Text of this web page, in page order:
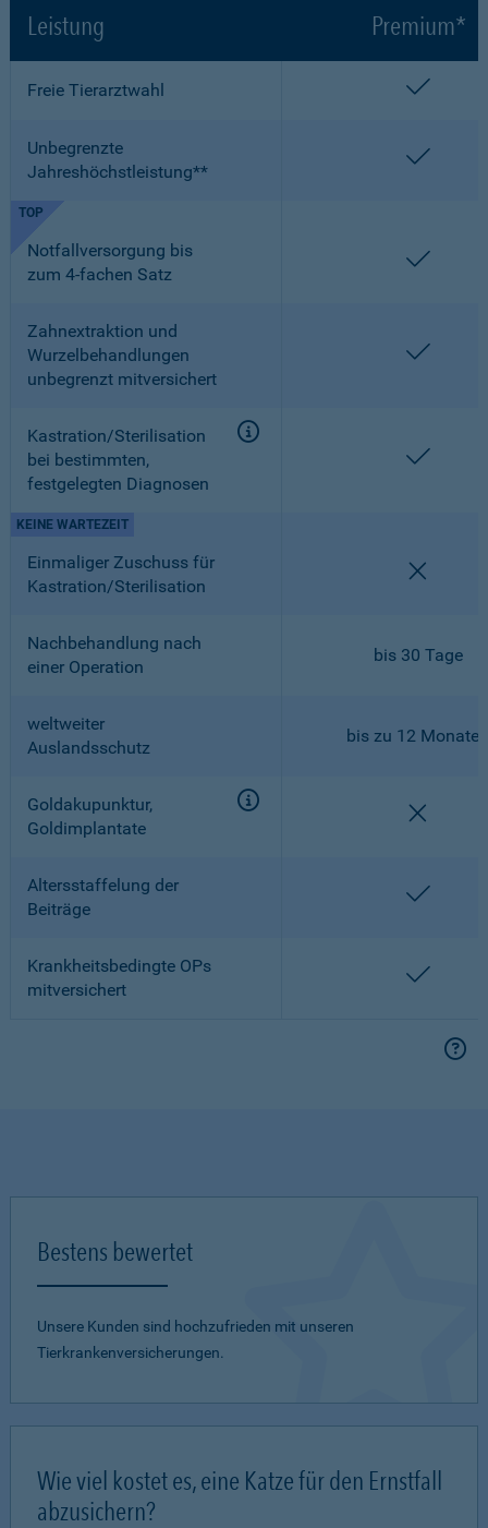
Leistung Premium*
Freie Tierarztwahl
Unbegrenzte
Jahreshöchstleistung**
Notfallversorgung bis
zum 4-fachen Satz
TOP
Zahnextraktion und
Wurzelbehandlungen
unbegrenzt mitversichert
Kastration/Sterilisation
bei bestimmten,
festgelegten Diagnosen
Einmaliger Zuschuss für
Kastration/Sterilisation
KEINE WARTEZEIT
Nachbehandlung nach
einer Operation
bis 30 Tage
weltweiter
Auslandsschutz
bis zu 12 Monaten
Goldakupunktur,
Goldimplantate
Altersstaffelung der
Beiträge
Krankheitsbedingte OPs
mitversichert
Bestens bewertet
Unsere Kunden sind hochzufrieden mit unseren
Tierkrankenversicherungen.
Wie viel kostet es, eine Katze für den Ernstfall
abzusichern?